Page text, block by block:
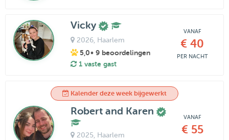
Vicky
2026, Haarlem
5,0• 9 beoordelingen
1 vaste gast
VANAF
€ 40
PER NACHT
Kalender deze week bijgewerkt
Robert and Karen
2025, Haarlem
VANAF
€ 55